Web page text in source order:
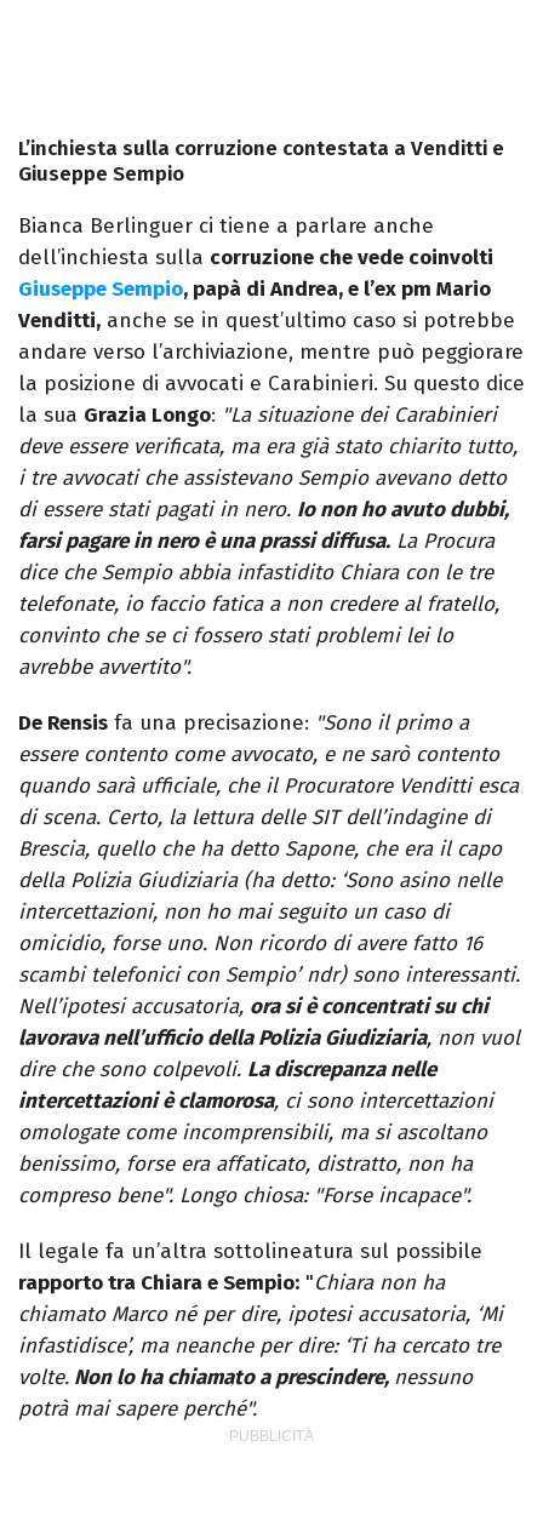
L’inchiesta sulla corruzione contestata a Venditti e
Giuseppe Sempio
Bianca Berlinguer ci tiene a parlare anche
dell’inchiesta sulla corruzione che vede coinvolti
Giuseppe Sempio, papà di Andrea, e l’ex pm Mario
Venditti, anche se in quest’ultimo caso si potrebbe
andare verso l’archiviazione, mentre può peggiorare
la posizione di avvocati e Carabinieri. Su questo dice
la sua Grazia Longo: "La situazione dei Carabinieri
deve essere verificata, ma era già stato chiarito tutto,
i tre avvocati che assistevano Sempio avevano detto
di essere stati pagati in nero. Io non ho avuto dubbi,
farsi pagare in nero è una prassi diffusa. La Procura
dice che Sempio abbia infastidito Chiara con le tre
telefonate, io faccio fatica a non credere al fratello,
convinto che se ci fossero stati problemi lei lo
avrebbe avvertito".
De Rensis fa una precisazione: "Sono il primo a
essere contento come avvocato, e ne sarò contento
quando sarà ufficiale, che il Procuratore Venditti esca
di scena. Certo, la lettura delle SIT dell’indagine di
Brescia, quello che ha detto Sapone, che era il capo
della Polizia Giudiziaria (ha detto: ‘Sono asino nelle
intercettazioni, non ho mai seguito un caso di
omicidio, forse uno. Non ricordo di avere fatto 16
scambi telefonici con Sempio’ ndr) sono interessanti.
Nell’ipotesi accusatoria, ora si è concentrati su chi
lavorava nell’ufficio della Polizia Giudiziaria, non vuol
dire che sono colpevoli. La discrepanza nelle
intercettazioni è clamorosa, ci sono intercettazioni
omologate come incomprensibili, ma si ascoltano
benissimo, forse era affaticato, distratto, non ha
compreso bene". Longo chiosa: "Forse incapace".
Il legale fa un’altra sottolineatura sul possibile
rapporto tra Chiara e Sempio: "Chiara non ha
chiamato Marco né per dire, ipotesi accusatoria, ‘Mi
infastidisce’, ma neanche per dire: ‘Ti ha cercato tre
volte. Non lo ha chiamato a prescindere, nessuno
potrà mai sapere perché".